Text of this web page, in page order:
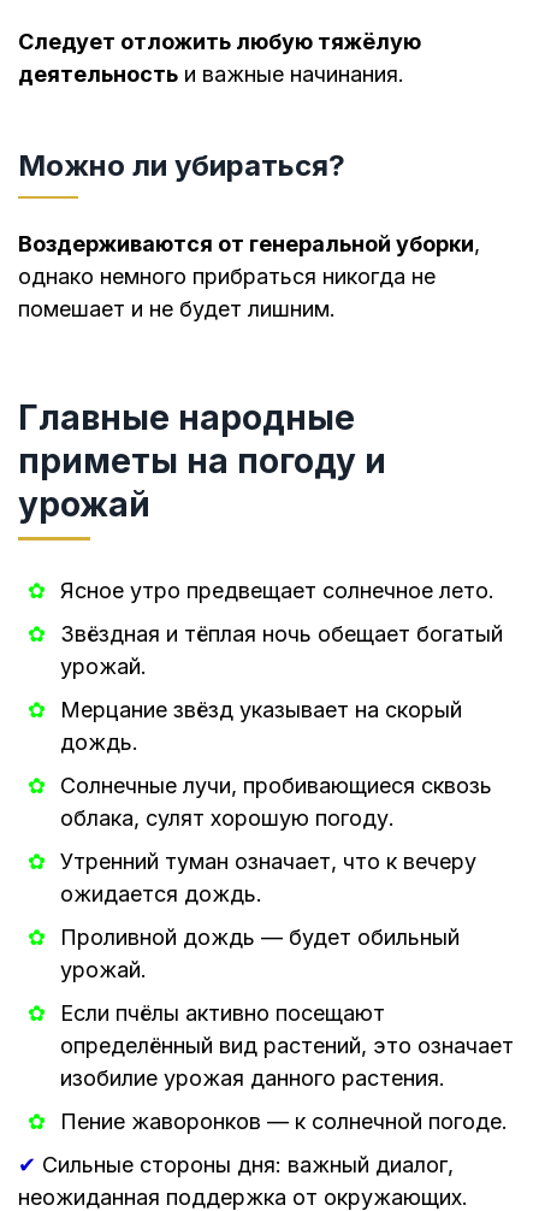
Следует отложить любую тяжёлую
деятельность и важные начинания.
Можно ли убираться?
Воздерживаются от генеральной уборки,
однако немного прибраться никогда не
помешает и не будет лишним.
Главные народные
приметы на погоду и
урожай
Ясное утро предвещает солнечное лето.
Звёздная и тёплая ночь обещает богатый
урожай.
Мерцание звёзд указывает на скорый
дождь.
Солнечные лучи, пробивающиеся сквозь
облака, сулят хорошую погоду.
Утренний туман означает, что к вечеру
ожидается дождь.
Проливной дождь — будет обильный
урожай.
Если пчёлы активно посещают
определённый вид растений, это означает
изобилие урожая данного растения.
Пение жаворонков — к солнечной погоде.
✔ Сильные стороны дня: важный диалог,
неожиданная поддержка от окружающих.